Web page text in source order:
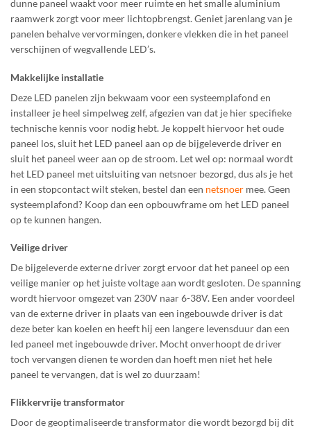
dunne paneel waakt voor meer ruimte en het smalle aluminium
raamwerk zorgt voor meer lichtopbrengst. Geniet jarenlang van je
panelen behalve vervormingen, donkere vlekken die in het paneel
verschijnen of wegvallende LED’s.
Makkelijke installatie
Deze LED panelen zijn bekwaam voor een systeemplafond en
installeer je heel simpelweg zelf, afgezien van dat je hier specifieke
technische kennis voor nodig hebt. Je koppelt hiervoor het oude
paneel los, sluit het LED paneel aan op de bijgeleverde driver en
sluit het paneel weer aan op de stroom. Let wel op: normaal wordt
het LED paneel met uitsluiting van netsnoer bezorgd, dus als je het
in een stopcontact wilt steken, bestel dan een netsnoer mee. Geen
systeemplafond? Koop dan een opbouwframeom het LED paneel
op te kunnen hangen.
Veilige driver
De bijgeleverde externe driver zorgt ervoor dat het paneel op een
veilige manier op het juiste voltage aan wordt gesloten. De spanning
wordt hiervoor omgezet van 230V naar 6-38V. Een ander voordeel
van de externe driver in plaats van een ingebouwde driver is dat
deze beter kan koelen en heeft hij een langere levensduur dan een
led paneel met ingebouwde driver. Mocht onverhoopt de driver
toch vervangen dienen te worden dan hoeft men niet het hele
paneel te vervangen, dat is wel zo duurzaam!
Flikkervrije transformator
Door de geoptimaliseerde transformator die wordt bezorgd bij dit